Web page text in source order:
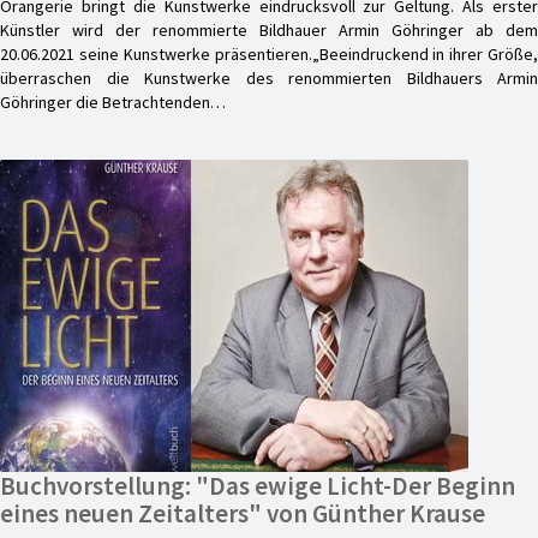
Orangerie bringt die Kunstwerke eindrucksvoll zur Geltung. Als erster
Künstler wird der renommierte Bildhauer Armin Göhringer ab dem
20.06.2021 seine Kunstwerke präsentieren.„Beeindruckend in ihrer Größe,
überraschen die Kunstwerke des renommierten Bildhauers Armin
Göhringer die Betrachtenden…
Buchvorstellung: "Das ewige Licht-Der Beginn
eines neuen Zeitalters" von Günther Krause